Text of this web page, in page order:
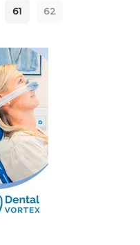
61 62